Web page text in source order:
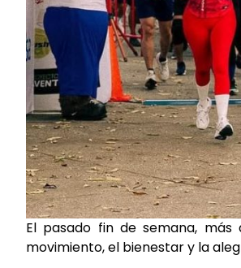
El pasado fin de semana,
movimiento, el bienestar y la